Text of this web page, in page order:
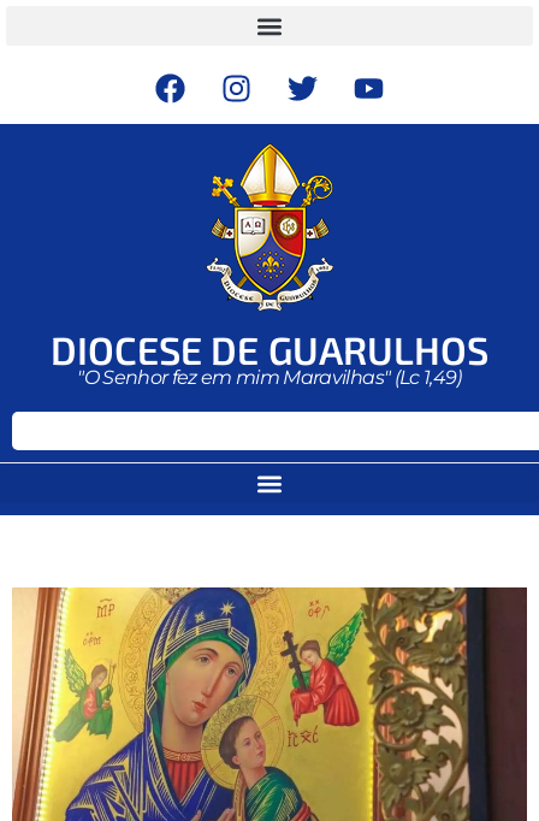
DIOCESE DE GUARULHOS
"O Senhor fez em mim Maravilhas" (Lc 1,49)